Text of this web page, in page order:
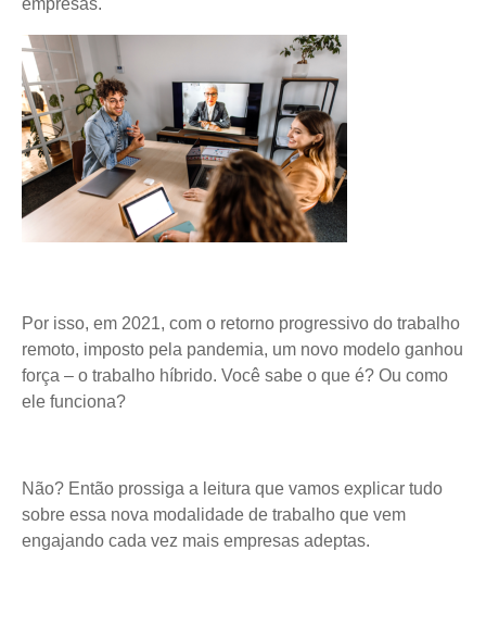
empresas.
Por isso, em 2021, com o retorno progressivo do trabalho
remoto, imposto pela pandemia, um novo modelo ganhou
força – o trabalho híbrido. Você sabe o que é? Ou como
ele funciona?
Não? Então prossiga a leitura que vamos explicar tudo
sobre essa nova modalidade de trabalho que vem
engajando cada vez mais empresas adeptas.